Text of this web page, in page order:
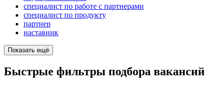
специалист по работе с партнерами
специалист по продукту
партнер
наставник
Показать ещё
Быстрые фильтры подбора вакансий